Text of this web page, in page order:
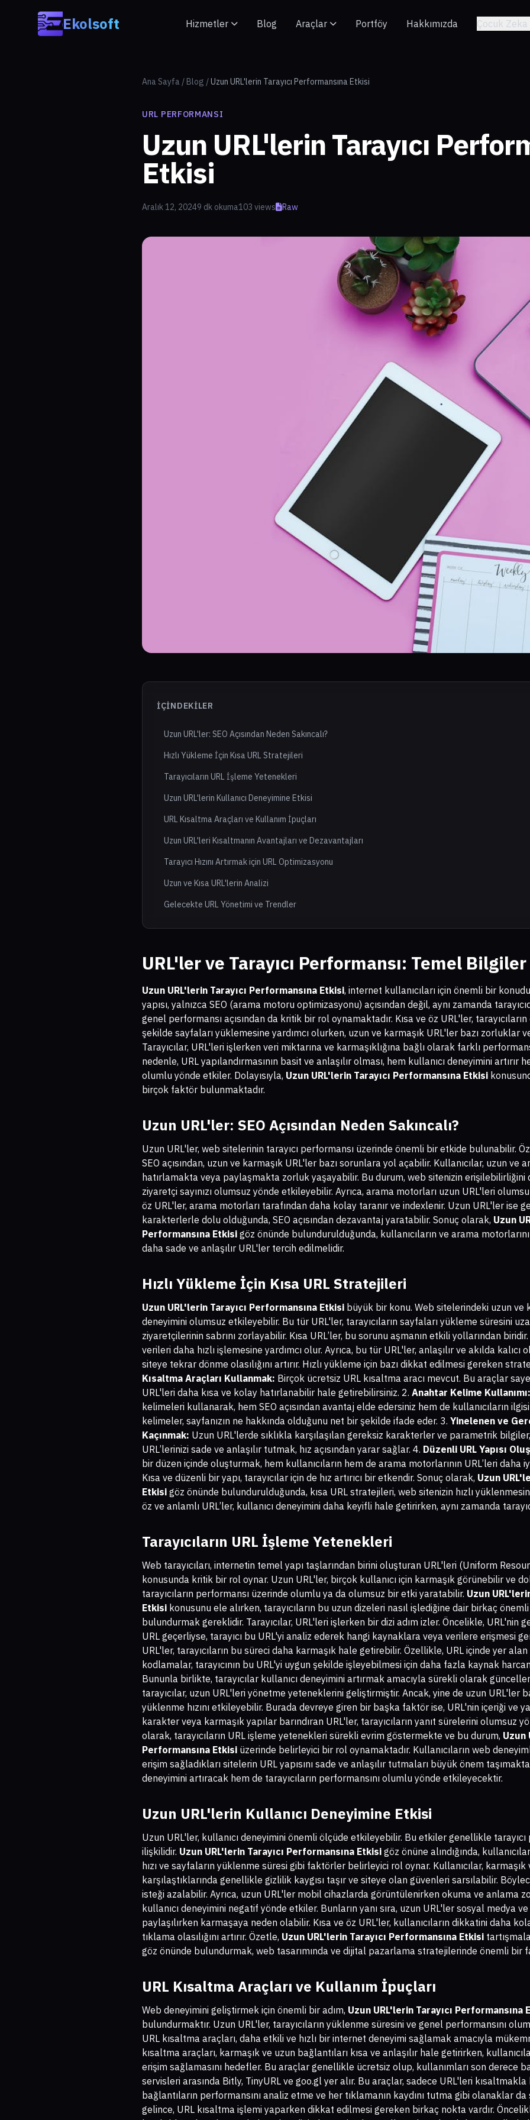
Ekolsoft Hizmetler Blog Araçlar Portföy Hakkımızda Çocuk Zeka
Ana Sayfa / Blog /Uzun URL'lerin Tarayıcı Performansına Etkisi
URL PERFORMANSI
Uzun URL'lerin Tarayıcı
Etkisi
Aralık 12, 20249 dk okuma103 views Raw
İÇINDEKILER
Uzun URL'ler: SEO Açısından Neden Sakıncalı?
Hızlı Yükleme İçin Kısa URL Stratejileri
Tarayıcıların URL İşleme Yetenekleri
Uzun URL'lerin Kullanıcı Deneyimine Etkisi
URL Kısaltma Araçları ve Kullanım İpuçları
Uzun URL'leri Kısaltmanın Avantajları ve Dezavantajları
Tarayıcı Hızını Artırmak için URL Optimizasyonu
Uzun ve Kısa URL'lerin Analizi
Gelecekte URL Yönetimi ve Trendler
URL'ler ve Tarayıcı Performansı: Temel Bilgiler
Uzun URL'lerin Tarayıcı Performansına Etkisi, internet kullanıcıları için önemli bir
yapısı, yalnızca SEO (arama motoru optimizasyonu) açısından değil, aynı zamanda
genel performansı açısından da kritik bir rol oynamaktadır. Kısa ve öz URL'ler,
şekilde sayfaları yüklemesine yardımcı olurken, uzun ve karmaşık URL'ler bazı zorluklar
Tarayıcılar, URL'leri işlerken veri miktarına ve karmaşıklığına bağlı olarak farklı
nedenle, URL yapılandırmasının basit ve anlaşılır olması, hem kullanıcı deneyimini artırır
olumlu yönde etkiler. Dolayısıyla, Uzun URL'lerin Tarayıcı Performansına Etkisi
birçok faktör bulunmaktadır.
Uzun URL'ler: SEO Açısından Neden Sakıncalı?
Uzun URL'ler, web sitelerinin tarayıcı performansı üzerinde önemli bir etkide bulunabilir.
SEO açısından, uzun ve karmaşık URL'ler bazı sorunlara yol açabilir. Kullanıcılar, uzun ve
hatırlamakta veya paylaşmakta zorluk yaşayabilir. Bu durum, web sitenizin erişilebilirliğini
ziyaretçi sayınızı olumsuz yönde etkileyebilir. Ayrıca, arama motorları uzun URL'leri
öz URL'ler, arama motorları tarafından daha kolay taranır ve indexlenir. Uzun URL'ler ise
karakterlerle dolu olduğunda, SEO açısından dezavantaj yaratabilir. Sonuç olarak, Uzun
Performansına Etkisi göz önünde bulundurulduğunda, kullanıcıların ve arama
daha sade ve anlaşılır URL'ler tercih edilmelidir.
Hızlı Yükleme İçin Kısa URL Stratejileri
Uzun URL'lerin Tarayıcı Performansına Etkisi büyük bir konu. Web sitelerindeki uzun ve
deneyimini olumsuz etkileyebilir. Bu tür URL'ler, tarayıcıların sayfaları yükleme süresini
ziyaretçilerinin sabrını zorlayabilir. Kısa URL’ler, bu sorunu aşmanın etkili yollarından biridir.
verileri daha hızlı işlemesine yardımcı olur. Ayrıca, bu tür URL'ler, anlaşılır ve akılda kalıcı
siteye tekrar dönme olasılığını artırır. Hızlı yükleme için bazı dikkat edilmesi gereken
Kısaltma Araçları Kullanmak: Birçok ücretsiz URL kısaltma aracı mevcut. Bu araçlar
URL'leri daha kısa ve kolay hatırlanabilir hale getirebilirsiniz. 2. Anahtar Kelime Kullanımı:
kelimeleri kullanarak, hem SEO açısından avantaj elde edersiniz hem de kullanıcıların
kelimeler, sayfanızın ne hakkında olduğunu net bir şekilde ifade eder. 3. Yinelenen ve
Kaçınmak: Uzun URL'lerde sıklıkla karşılaşılan gereksiz karakterler ve parametrik
URL’lerinizi sade ve anlaşılır tutmak, hız açısından yarar sağlar. 4. Düzenli URL Yapısı
bir düzen içinde oluşturmak, hem kullanıcıların hem de arama motorlarının URL’leri daha
Kısa ve düzenli bir yapı, tarayıcılar için de hız artırıcı bir etkendir. Sonuç olarak, Uzun
Etkisi göz önünde bulundurulduğunda, kısa URL stratejileri, web sitenizin hızlı
öz ve anlamlı URL’ler, kullanıcı deneyimini daha keyifli hale getirirken, aynı zamanda
Tarayıcıların URL İşleme Yetenekleri
Web tarayıcıları, internetin temel yapı taşlarından birini oluşturan URL'leri (Uniform
konusunda kritik bir rol oynar. Uzun URL'ler, birçok kullanıcı için karmaşık görünebilir ve
tarayıcıların performansı üzerinde olumlu ya da olumsuz bir etki yaratabilir. Uzun
Etkisi konusunu ele alırken, tarayıcıların bu uzun dizeleri nasıl işlediğine dair birkaç
bulundurmak gereklidir. Tarayıcılar, URL'leri işlerken bir dizi adım izler. Öncelikle, URL'nin
URL geçerliyse, tarayıcı bu URL'yi analiz ederek hangi kaynaklara veya verilere erişmesi
URL'ler, tarayıcıların bu süreci daha karmaşık hale getirebilir. Özellikle, URL içinde yer
kodlamalar, tarayıcının bu URL'yi uygun şekilde işleyebilmesi için daha fazla kaynak
Bununla birlikte, tarayıcılar kullanıcı deneyimini artırmak amacıyla sürekli olarak
tarayıcılar, uzun URL'leri yönetme yeteneklerini geliştirmiştir. Ancak, yine de uzun URL'ler
yüklenme hızını etkileyebilir. Burada devreye giren bir başka faktör ise, URL'nin içeriği ve
karakter veya karmaşık yapılar barındıran URL'ler, tarayıcıların yanıt sürelerini olumsuz
olarak, tarayıcıların URL işleme yetenekleri sürekli evrim göstermekte ve bu durum, Uzun
Performansına Etkisi üzerinde belirleyici bir rol oynamaktadır. Kullanıcıların web
erişim sağladıkları sitelerin URL yapısını sade ve anlaşılır tutmaları büyük önem
deneyimini artıracak hem de tarayıcıların performansını olumlu yönde etkileyecektir.
Uzun URL'lerin Kullanıcı Deneyimine Etkisi
Uzun URL'ler, kullanıcı deneyimini önemli ölçüde etkileyebilir. Bu etkiler genellikle
ilişkilidir. Uzun URL'lerin Tarayıcı Performansına Etkisi göz önüne alındığında,
hızı ve sayfaların yüklenme süresi gibi faktörler belirleyici rol oynar. Kullanıcılar,
karşılaştıklarında genellikle gizlilik kaygısı taşır ve siteye olan güvenleri sarsılabilir.
isteği azalabilir. Ayrıca, uzun URL'ler mobil cihazlarda görüntülenirken okuma ve anlama
kullanıcı deneyimini negatif yönde etkiler. Bunların yanı sıra, uzun URL'ler sosyal medya
paylaşılırken karmaşaya neden olabilir. Kısa ve öz URL'ler, kullanıcıların dikkatini daha
tıklama olasılığını artırır. Özetle, Uzun URL'lerin Tarayıcı Performansına Etkisi
göz önünde bulundurmak, web tasarımında ve dijital pazarlama stratejilerinde önemli bir
URL Kısaltma Araçları ve Kullanım İpuçları
Web deneyimini geliştirmek için önemli bir adım, Uzun URL'lerin Tarayıcı Performansına
bulundurmaktır. Uzun URL'ler, tarayıcıların yüklenme süresini ve genel performansını
URL kısaltma araçları, daha etkili ve hızlı bir internet deneyimi sağlamak amacıyla
kısaltma araçları, karmaşık ve uzun bağlantıları kısa ve anlaşılır hale getirirken,
erişim sağlamasını hedefler. Bu araçlar genellikle ücretsiz olup, kullanımları son derece
servisleri arasında Bitly, TinyURL ve goo.gl yer alır. Bu araçlar, sadece URL'leri
bağlantıların performansını analiz etme ve her tıklamanın kaydını tutma gibi olanaklar da
gelince, URL kısaltma işlemi yaparken dikkat edilmesi gereken birkaç nokta vardır.